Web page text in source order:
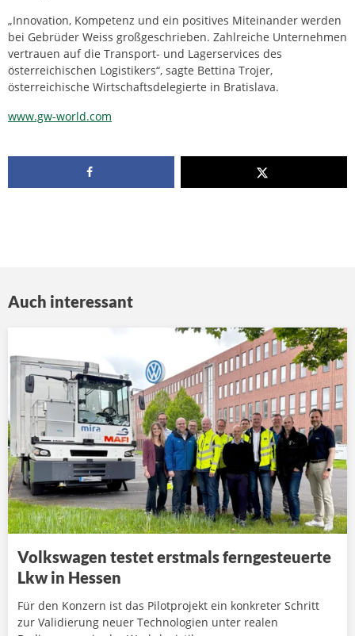
„Innovation, Kompetenz und ein positives Miteinander werden
bei Gebrüder Weiss großgeschrieben. Zahlreiche Unternehmen
vertrauen auf die Transport- und Lagerservices des
österreichischen Logistikers“, sagte Bettina Trojer,
österreichische Wirtschaftsdelegierte in Bratislava.
www.gw-world.com
Auch interessant
Volkswagen testet erstmals ferngesteuerte
Lkw in Hessen
Für den Konzern ist das Pilotprojekt ein konkreter Schritt
zur Validierung neuer Technologien unter realen